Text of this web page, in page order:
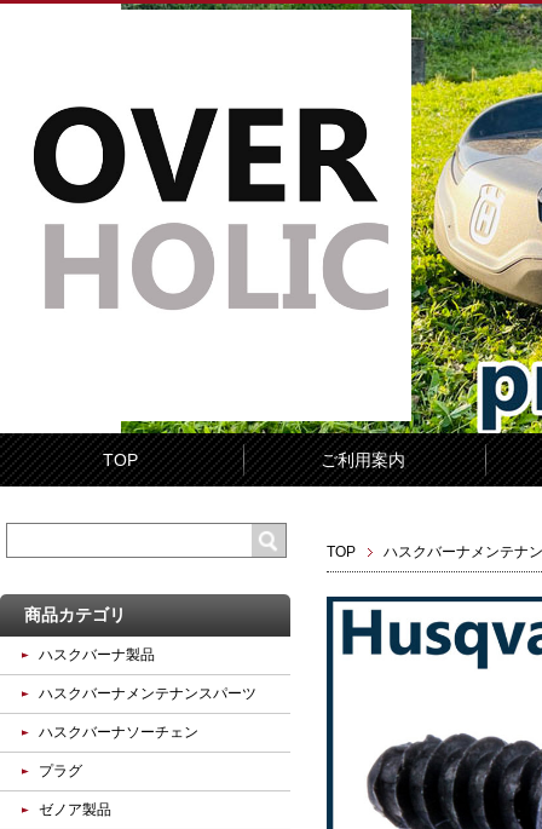
TOP ご利用案内
TOP ハスクバーナメンテナ
商品カテゴリ
ハスクバーナ製品
ハスクバーナメンテナンスパーツ
ハスクバーナソーチェン
プラグ
ゼノア製品